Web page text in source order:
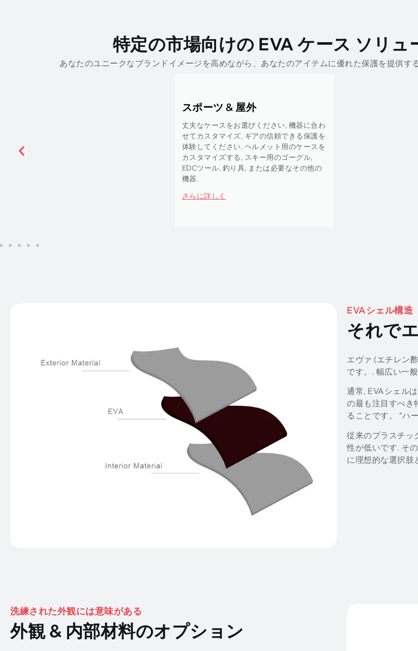
特定の市場向けの EVA ケース ソリュ
あなたのユニークなブランドイメージを高めながら、あなたのアイテムに優れた保護を提供
デリケートな医療機器には細心の注意が必
要です. 当社のカスタム EVA ケースは呼吸
マスクなどの用途向けに作られています, 血
糖測定器, もっと.
EVAシェル構造
それで
エヴァ (エチレン
です。. 幅広い一
通常, EVAシェル
の最も注目すべき
ることです。 “ハ
従来のプラスチッ
性が低いです. そ
に理想的な選択肢
洗練された外観には意味がある
外観 & 内部材料のオプション